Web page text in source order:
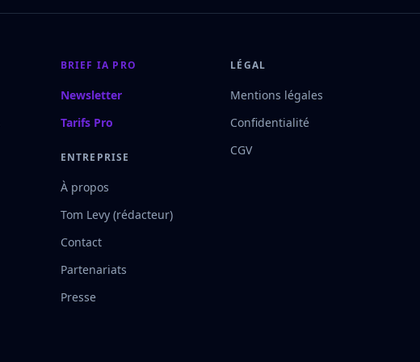
BRIEF IA PRO
Newsletter
Tarifs Pro
ENTREPRISE
À propos
Tom Levy (rédacteur)
Contact
Partenariats
Presse
LÉGAL
Mentions légales
Confidentialité
CGV